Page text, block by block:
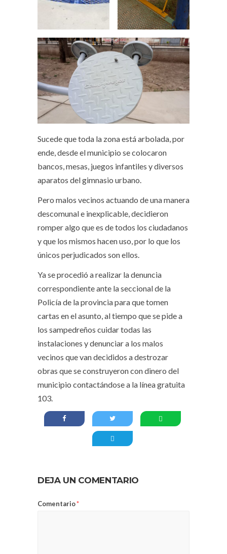
Sucede que toda la zona está arbolada, por
ende, desde el municipio se colocaron
bancos, mesas, juegos infantiles y diversos
aparatos del gimnasio urbano.
Pero malos vecinos actuando de una manera
descomunal e inexplicable, decidieron
romper algo que es de todos los ciudadanos
y que los mismos hacen uso, por lo que los
únicos perjudicados son ellos.
Ya se procedió a realizar la denuncia
correspondiente ante la seccional de la
Policía de la provincia para que tomen
cartas en el asunto, al tiempo que se pide a
los sampedreños cuidar todas las
instalaciones y denunciar a los malos
vecinos que van decididos a destrozar
obras que se construyeron con dinero del
municipio contactándose a la línea gratuita
103.
DEJA UN COMENTARIO
Comentario*